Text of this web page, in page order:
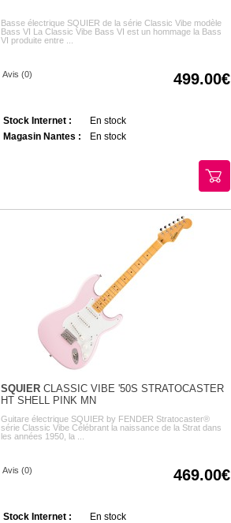
Basse électrique SQUIER de la série Classic Vibe modèle
Bass VI La Classic Vibe Bass VI est un hommage la Bass
VI produite entre ...
Avis (0) 499.00
Stock Internet :
En stock
Magasin Nantes :
En stock
SQUIERCLASSIC VIBE '50S STRATOCASTER
HT SHELL PINK MN
Guitare électrique SQUIER by FENDER Stratocaster®
série Classic Vibe Célébrant la naissance de la Strat dans
les années 1950, la ...
Avis (0) 469.00
Stock Internet :
En stock